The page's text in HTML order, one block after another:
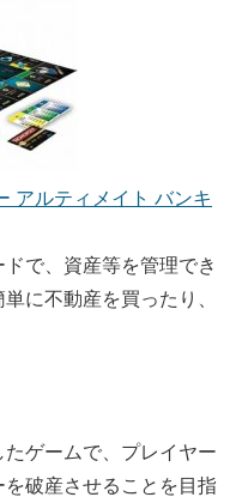
アルティメイト バンキ
で、資産等を管理でき
に不動産を買ったり、
ゲームで、プレイヤー
破産させることを目指